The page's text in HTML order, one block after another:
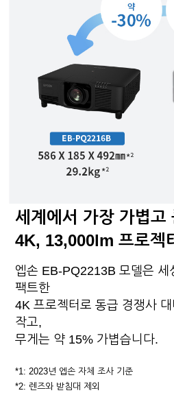
세계에서 가장 가볍고
4K, 13,000lm 프로젝
엡손 EB-PQ2213B 모델은 세
팩트한
4K 프로젝터로 동급 경쟁사
작고,
무게는 약 15% 가볍습니다.
*1: 2023년 엡손 자체 조사 기준
*2: 렌즈와 받침대 제외